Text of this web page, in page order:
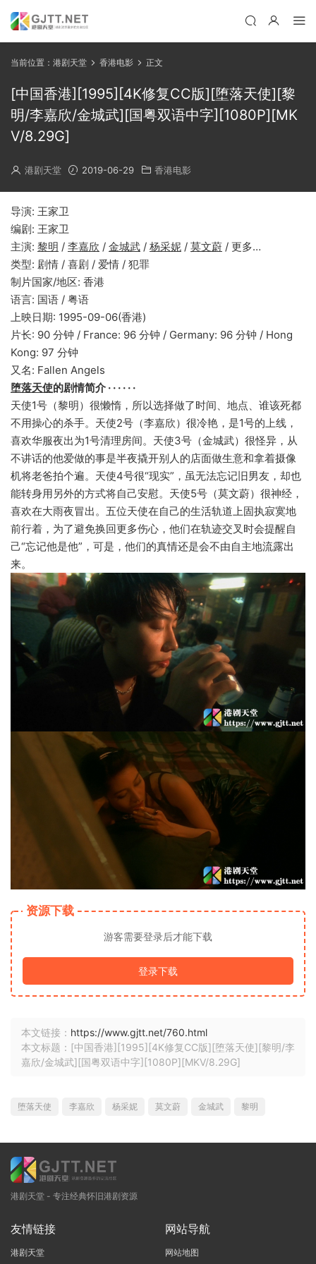
当前位置： 港剧天堂 香港电影 正文
[中国香港][1995][4K修复CC版][堕落天使][黎
明/李嘉欣/金城武][国粤双语中字][1080P][MK
V/8.29G]
港剧天堂 2019-06-29 香港电影
导演: 王家卫
编剧: 王家卫
主演: 黎明 / 李嘉欣 / 金城武 / 杨采妮 / 莫文蔚 / 更多…
类型: 剧情 / 喜剧 / 爱情 / 犯罪
制片国家/地区: 香港
语言: 国语 / 粤语
上映日期: 1995-09-06(香港)
片长: 90 分钟 / France: 96 分钟 / Germany: 96 分钟 / Hong
Kong: 97 分钟
又名: Fallen Angels
堕落天使的剧情简介 · · · · · ·
天使1号（黎明）很懒惰，所以选择做了时间、地点、谁该死都
不用操心的杀手。天使2号（李嘉欣）很冷艳，是1号的上线，
喜欢华服夜出为1号清理房间。天使3号（金城武）很怪异，从
不讲话的他爱做的事是半夜撬开别人的店面做生意和拿着摄像
机将老爸拍个遍。天使4号很“现实”，虽无法忘记旧男友，却也
能转身用另外的方式将自己安慰。天使5号（莫文蔚）很神经，
喜欢在大雨夜冒出。五位天使在自己的生活轨道上固执寂寞地
前行着，为了避免换回更多伤心，他们在轨迹交叉时会提醒自
己“忘记他是他”，可是，他们的真情还是会不由自主地流露出
来。
资源下载
游客需要登录后才能下载
登录下载
本文链接： https://www.gjtt.net/760.html
本文标题：[中国香港][1995][4K修复CC版][堕落天使][黎明/李
嘉欣/金城武][国粤双语中字][1080P][MKV/8.29G]
堕落天使 李嘉欣 杨采妮 莫文蔚 金城武 黎明
港剧天堂 - 专注经典怀旧港剧资源
友情链接
港剧天堂
网站导航
网站地图